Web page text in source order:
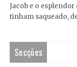
Jacob e o
tinham saqueado,
Secções